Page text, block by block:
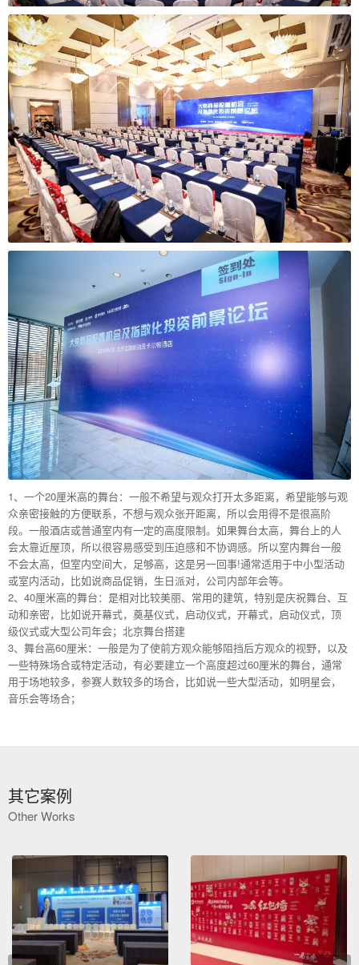
1、一个20厘米高的舞台：一般不希望与观众打开太多距离，希望能够与观
众亲密接触的方便联系，不想与观众张开距离，所以会用得不是很高阶
段。一般酒店或普通室内有一定的高度限制。如果舞台太高，舞台上的人
会太靠近屋顶，所以很容易感受到压迫感和不协调感。所以室内舞台一般
不会太高，但室内空间大，足够高，这是另一回事!通常适用于中小型活动
或室内活动，比如说商品促销，生日派对，公司内部年会等。
2、40厘米高的舞台：是相对比较美丽、常用的建筑，特别是庆祝舞台、互
动和亲密，比如说开幕式，奠基仪式，启动仪式，开幕式，启动仪式，顶
级仪式或大型公司年会；北京舞台搭建
3、舞台高60厘米：一般是为了使前方观众能够阻挡后方观众的视野，以及
一些特殊场合或特定活动，有必要建立一个高度超过60厘米的舞台，通常
用于场地较多，参赛人数较多的场合，比如说一些大型活动，如明星会，
音乐会等场合；
其它案例
Other Works